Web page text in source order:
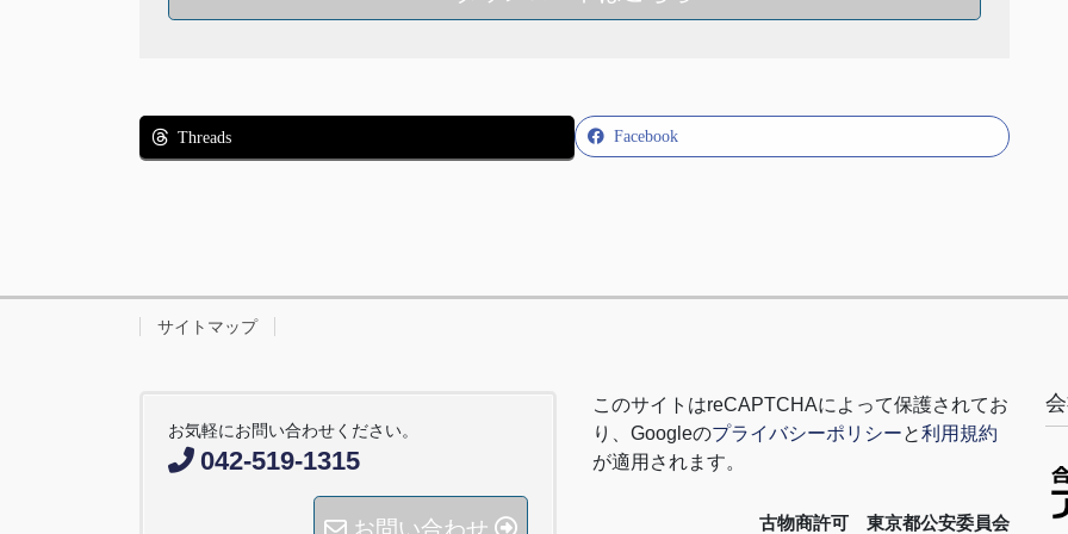
Facebook
Threads
サイトマップ
お気軽にお問い合わせください。
042-519-1315
お問い合わせ
このサイトはreCAPTCHAによって保護されてお
り、 Googleのプライバシーポリシーと利用規約
が適用されます。
古物商許可 東京都公安委員会